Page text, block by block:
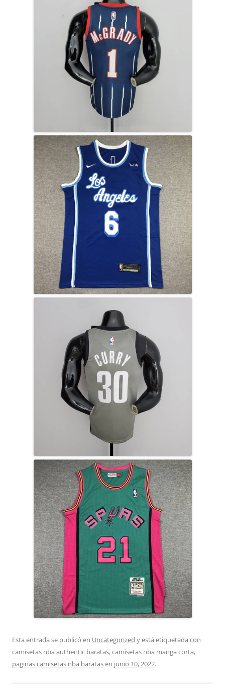
Esta entrada se publicó en Uncategorized y está etiquetada con
camisetas nba authentic baratas,camisetas nba manga corta,
paginas camisetas nba baratasen junio 10, 2022.